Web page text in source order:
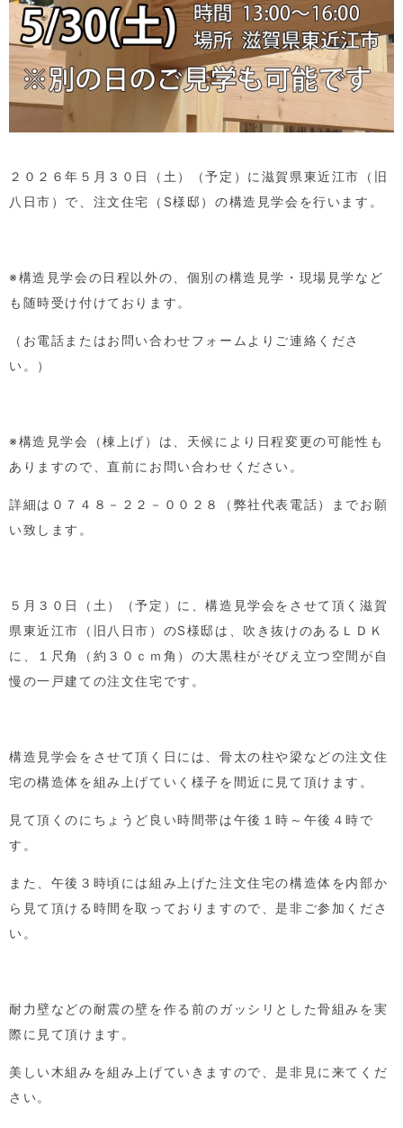
２０２６年５月３０日（土）（予定）に滋賀県東近江市（旧
八日市）で、注文住宅（ S様邸）の構造見学会を行います。
※構造見学会の日程以外の、個別の構造見学・現場見学など
も随時受け付けております。
（お電話またはお問い合わせフォームよりご連絡くださ
い。）
※構造見学会（棟上げ）は、天候により日程変更の可能性も
ありますので、直前にお問い合わせください。
詳細は０７４８－２２－００２８（弊社代表電話）までお願
い致します。
５月３０日（土）（予定）に、構造見学会をさせて頂く滋賀
県東近江市（旧八日市）のS様邸は、吹き抜けのあるＬＤＫ
に、１尺角（約３０ｃｍ角）の大黒柱がそびえ立つ空間が自
慢の一戸建ての注文住宅です。
構造見学会をさせて頂く日には、骨太の柱や梁などの注文住
宅の構造体を組み上げていく様子を間近に見て頂けます。
見て頂くのにちょうど良い時間帯は午後１時～午後４時で
す。
また、午後３時頃には組み上げた注文住宅の構造体を内部か
ら見て頂ける時間を取っておりますので、是非ご参加くださ
い。
耐力壁などの耐震の壁を作る前のガッシリとした骨組みを実
際に見て頂けます。
美しい木組みを組み上げていきますので、是非見に来てくだ
さい。